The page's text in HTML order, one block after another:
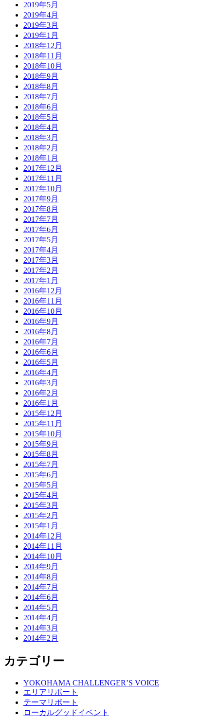
2019年5月
2019年4月
2019年3月
2019年1月
2018年12月
2018年11月
2018年10月
2018年9月
2018年8月
2018年7月
2018年6月
2018年5月
2018年4月
2018年3月
2018年2月
2018年1月
2017年12月
2017年11月
2017年10月
2017年9月
2017年8月
2017年7月
2017年6月
2017年5月
2017年4月
2017年3月
2017年2月
2017年1月
2016年12月
2016年11月
2016年10月
2016年9月
2016年8月
2016年7月
2016年6月
2016年5月
2016年4月
2016年3月
2016年2月
2016年1月
2015年12月
2015年11月
2015年10月
2015年9月
2015年8月
2015年7月
2015年6月
2015年5月
2015年4月
2015年3月
2015年2月
2015年1月
2014年12月
2014年11月
2014年10月
2014年9月
2014年8月
2014年7月
2014年6月
2014年5月
2014年4月
2014年3月
2014年2月
カテゴリー
YOKOHAMA CHALLENGER’S VOICE
エリアリポート
テーマリポート
ローカルグッドイベント